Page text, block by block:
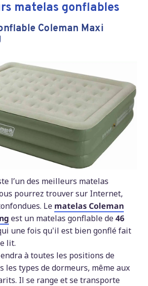
matelas gonflables
Coleman Maxi
l’un des meilleurs matelas
pourrez trouver sur Internet,
Le matelas Coleman
est un matelas gonflable de46
une fois qu'il est bien gonflé fait
lit.
à toutes les positions de
les types de dormeurs, même aux
Il se range et se transporte